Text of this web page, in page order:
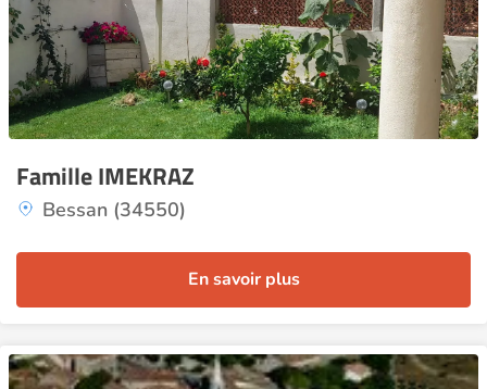
Famille IMEKRAZ
Bessan (34550)
En savoir plus